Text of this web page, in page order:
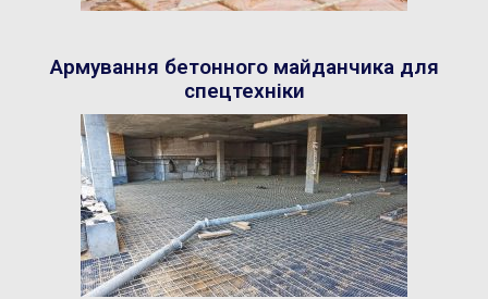
Армування бетонного майданчика для
спецтехніки